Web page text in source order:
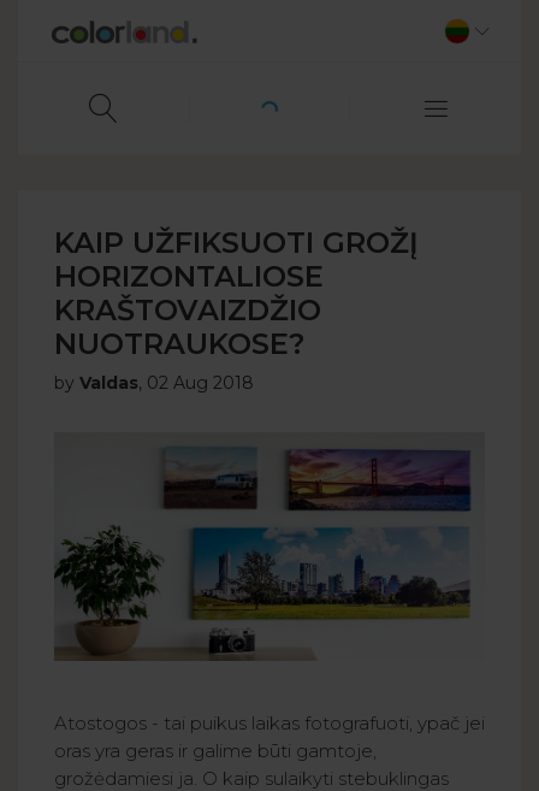
KAIP UŽFIKSUOTI GROŽĮ
HORIZONTALIOSE
KRAŠTOVAIZDŽIO
NUOTRAUKOSE?
by Valdas, 02 Aug 2018
Atostogos - tai puikus laikas fotografuoti, ypač jei
oras yra geras ir galime būti gamtoje,
grožėdamiesi ja. O kaip sulaikyti stebuklingas